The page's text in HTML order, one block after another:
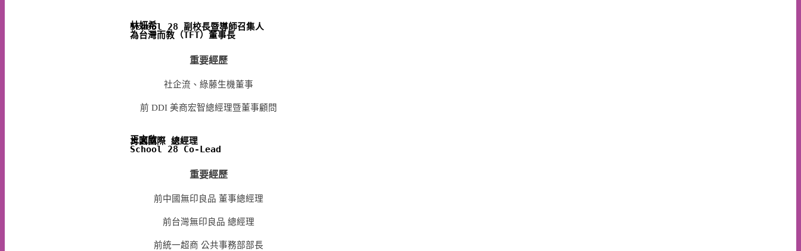
林妍希
School 28 副校長暨導師召集人
為台灣而教（TFT）董事長
重要經歷
社企流、綠藤生機董事
前 DDI 美商宏智總經理暨董事顧問
王文欣
肯園國際 總經理
School 28
重要經歷
前中國無印良品 董事總經理
前台灣無印良品 總經理
前統一超商 公共事務部部長